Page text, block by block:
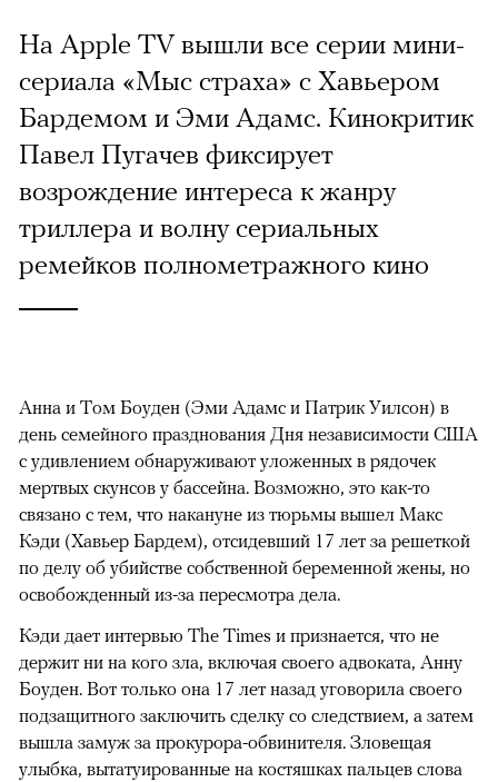
На Apple TV вышли все серии мини-
сериала «Мыс страха» с Хавьером
Бардемом и Эми Адамс. Кинокритик
Павел Пугачев фиксирует
возрождение интереса к жанру
триллера и волну сериальных
ремейков полнометражного кино
Анна и Том Боуден (Эми Адамс и Патрик Уилсон) в
день семейного празднования Дня независимости США
с удивлением обнаруживают уложенных в рядочек
мертвых скунсов у бассейна. Возможно, это как-то
связано с тем, что накануне из тюрьмы вышел Макс
Кэди (Хавьер Бардем), отсидевший 17 лет за решеткой
по делу об убийстве собственной беременной жены, но
освобожденный из-за пересмотра дела.
Кэди дает интервью The Times и признается, что не
держит ни на кого зла, включая своего адвоката, Анну
Боуден. Вот только она 17 лет назад уговорила своего
подзащитного заключить сделку со следствием, а затем
вышла замуж за прокурора-обвинителя. Зловещая
улыбка, вытатуированные на костяшках пальцев слова